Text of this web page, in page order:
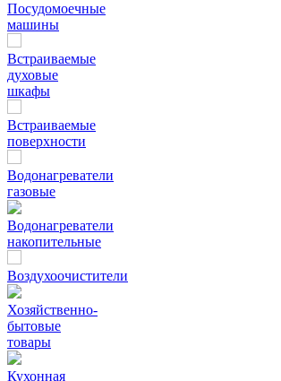
Посудомоечные
машины
Встраиваемые
духовые
шкафы
Встраиваемые
поверхности
Водонагреватели
газовые
Водонагреватели
накопительные
Воздухоочистители
Хозяйственно-
бытовые
товары
Кухонная